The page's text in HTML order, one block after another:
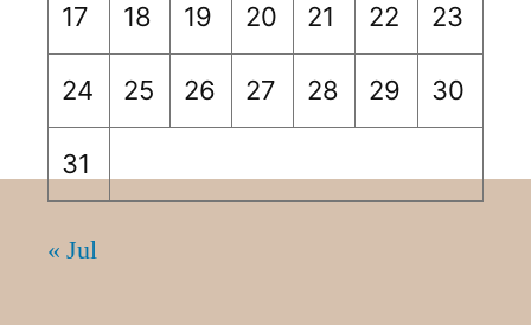
17 18 19 20 21 22 23
24 25 26 27 28 29 30
31
« Jul